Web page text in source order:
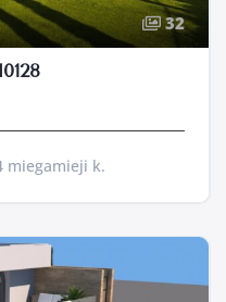
32
miegamieji k.